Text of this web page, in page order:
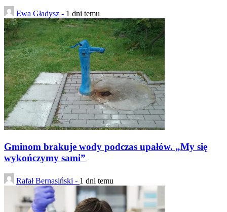
Ewa Gładysz - 1 dni temu
Gminom brakuje wody podczas upałów. „My się
wykończymy sami”
Rafał Bernasiński - 1 dni temu